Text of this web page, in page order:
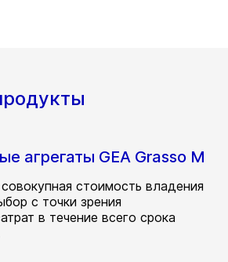
агрегаты GEA Grasso M
стоимость владения
с точки зрения
в течение всего срока